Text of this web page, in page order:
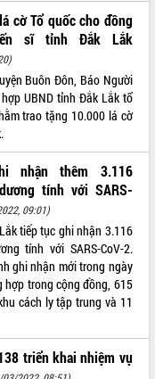
cờ Tổ quốc cho đồng
sĩ tỉnh Đắk Lắk
Buôn Đôn, Báo Người
UBND tỉnh Đắk Lắk tổ
trao tặng 10.000 lá cờ
nhận thêm 3.116
tính với SARS-
09:01)
tiếp tục ghi nhận 3.116
tính với SARS-CoV-2.
ghi nhận mới trong ngày
hợp trong cộng đồng, 615
cách ly tập trung và 11
triển khai nhiệm vụ